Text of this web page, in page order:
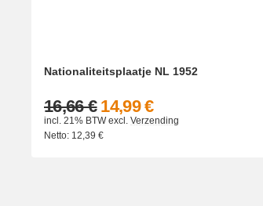
Nationaliteitsplaatje NL 1952
14,99 €
16,66 €
incl. 21% BTWexcl. Verzending
Netto: 12,39 €